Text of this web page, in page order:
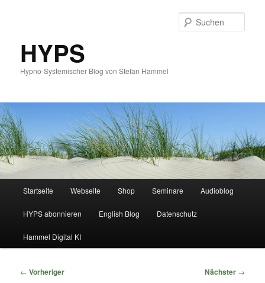
HYPS
Hypno-Systemischer Blog von Stefan Hammel
Zum
primären
Inhalt
springen
Zum
sekundären
Inhalt
springen
Startseite Webseite Shop Seminare Audioblog
HYPS abonnieren English Blog Datenschutz
Hammel Digital KI
Beitragsnavigation
← Vorheriger Nächster →